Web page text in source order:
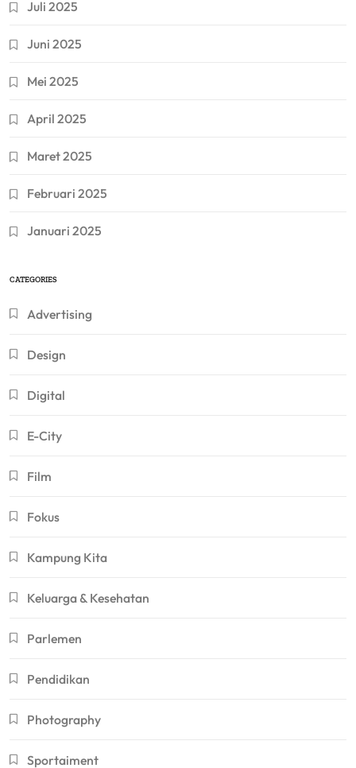
Juli 2025
Juni 2025
Mei 2025
April 2025
Maret 2025
Februari 2025
Januari 2025
CATEGORIES
Advertising
Design
Digital
E-City
Film
Fokus
Kampung Kita
Keluarga & Kesehatan
Parlemen
Pendidikan
Photography
Sportaiment